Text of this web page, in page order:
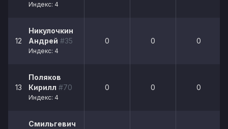
Индекс: 4
12
Никулочкин
Андрей #35
Индекс: 4
0 0 0
13
Поляков
Кирилл #70
Индекс: 4
0 0 0
Смильгевич